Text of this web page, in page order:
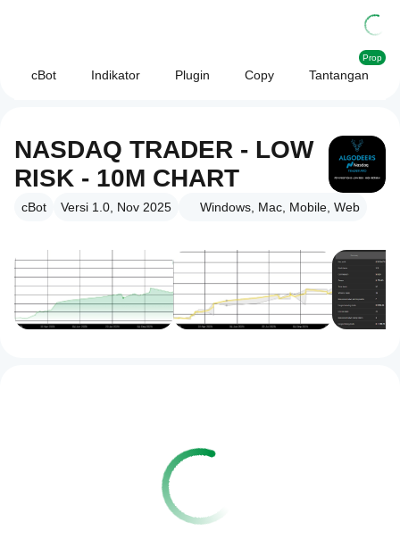
cBot Indikator Plugin Copy Tantangan
Prop
NASDAQ TRADER - LOW
RISK - 10M CHART
cBot Versi 1.0, Nov 2025 Windows, Mac, Mobile, Web